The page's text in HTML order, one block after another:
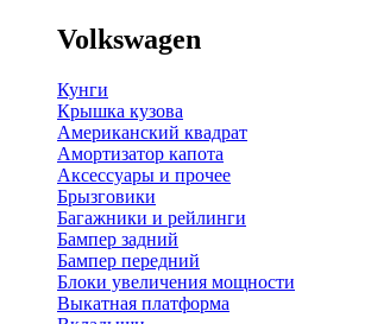
Volkswagen
Кунги
Крышка кузова
Американский квадрат
Амортизатор капота
Аксессуары и прочее
Брызговики
Багажники и рейлинги
Бампер задний
Бампер передний
Блоки увеличения мощности
Выкатная платформа